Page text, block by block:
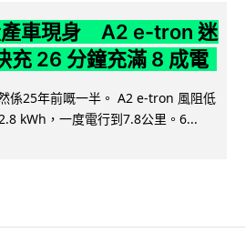
產車現身 A2 e-tron 迷
26 分鐘充滿 8 成電
係25年前嘅一半。 A2 e-tron 風阻低
kWh，一度電行到7.8公里。6...